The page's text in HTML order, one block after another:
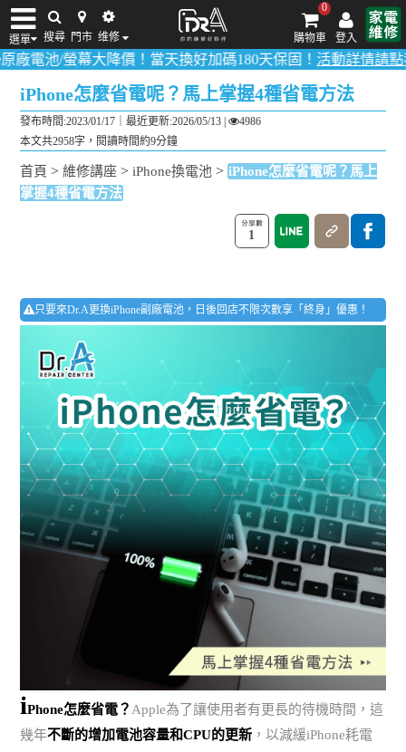
選單 搜尋 門市 维修 登入
0
購物車
iPhone維修/價格 筆電維修/價格 Android手機維修/價格 MacBook維修/價
大降價！當天換好加碼180天保固！活動詳情請點我！多數品
iPhone怎麼省電呢？馬上掌握4種省電方法
發布時間:2023/01/17｜最近更新:2026/05/13 |
4986
本文共2958字，閱讀時間約9分鐘
首頁 >維修講座 >iPhone換電池 > iPhone怎麼省電呢？馬上
掌握4種省電方法
1
只要來Dr.A更換iPhone副廠電池，日後回店不限次數享「終身」優惠！
iPhone怎麼省電？Apple為了讓使用者有更長的待機時間，這
幾年不斷的增加電池容量和CPU的更新 ，以減緩iPhone耗電